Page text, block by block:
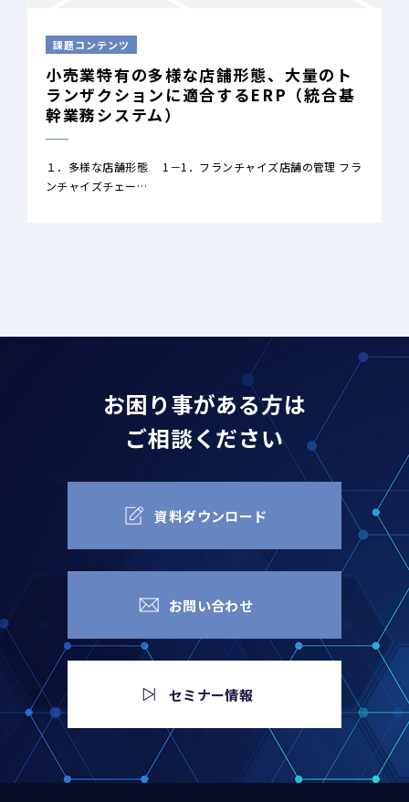
課題コンテンツ
小売業特有の多様な店舗形態、大量のト
ランザクションに適合するERP（統合基
幹業務システム）
１．多様な店舗形態 1－1．フランチャイズ店舗の管理 フラ
ンチャイズチェー…
お困り事がある方は
ご相談ください
資料ダウンロード
お問い合わせ
セミナー情報